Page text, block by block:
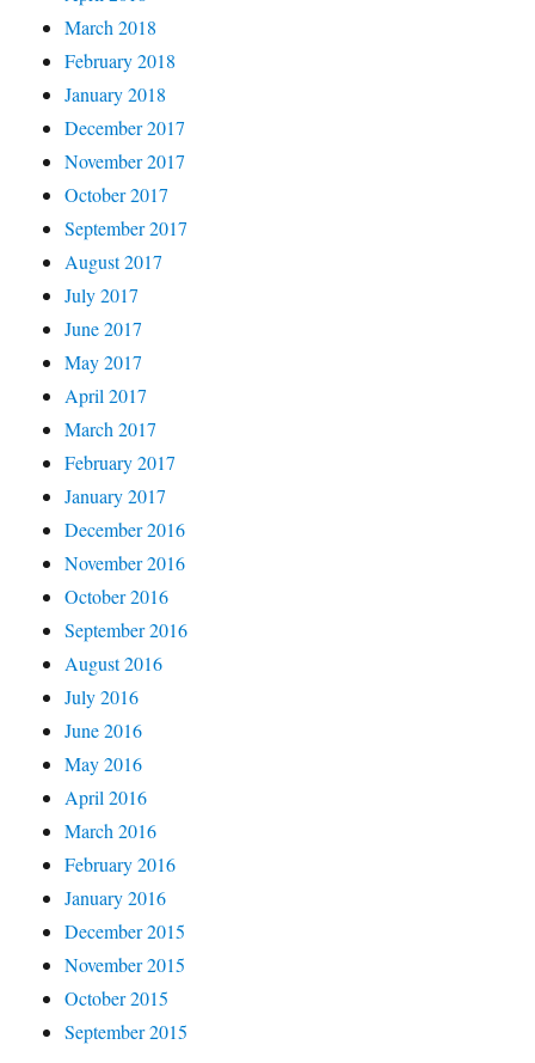
March 2018
February 2018
January 2018
December 2017
November 2017
October 2017
September 2017
August 2017
July 2017
June 2017
May 2017
April 2017
March 2017
February 2017
January 2017
December 2016
November 2016
October 2016
September 2016
August 2016
July 2016
June 2016
May 2016
April 2016
March 2016
February 2016
January 2016
December 2015
November 2015
October 2015
September 2015